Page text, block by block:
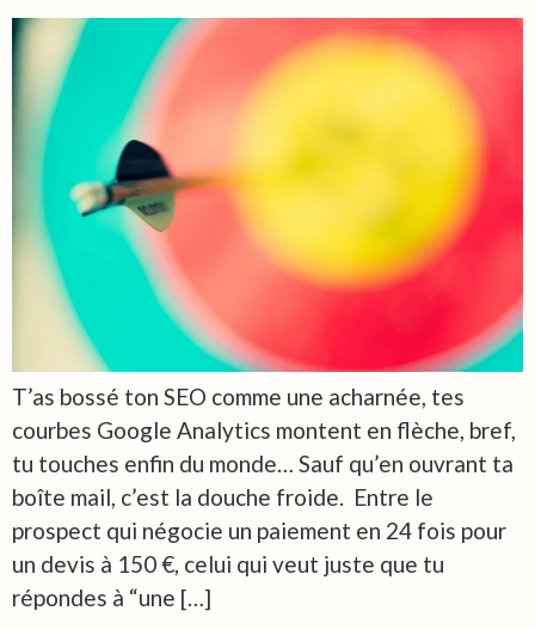
T’as bossé ton SEO comme une acharnée, tes
courbes Google Analytics montent en flèche, bref,
tu touches enfin du monde… Sauf qu’en ouvrant ta
boîte mail, c’est la douche froide. Entre le
prospect qui négocie un paiement en 24 fois pour
un devis à 150 €, celui qui veut juste que tu
répondes à “une […]